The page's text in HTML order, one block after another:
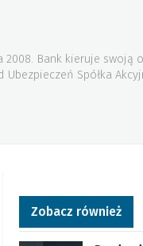
2008. Bank kieruje
Spółka
Zobacz również